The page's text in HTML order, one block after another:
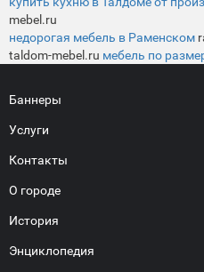
mebel.ru
недорогая мебель в Раменском
taldom-mebel.ru мебель по
Баннеры
Услуги
Контакты
О городе
История
Энциклопедия